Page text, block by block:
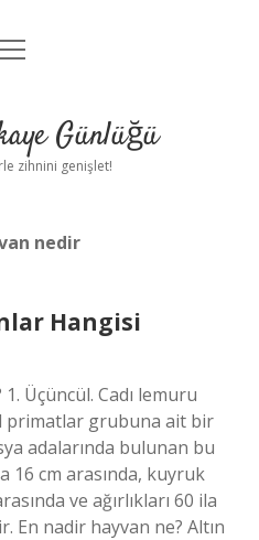
Uyarı
menüyü
Günlüğü
zihnini genişlet!
nedir
Hangisi
Üçüncül. Cadı lemuru
primatlar grubuna ait bir
adalarında bulunan bu
16 cm arasında, kuyruk
ve ağırlıkları 60 ila
En nadir hayvan ne? Altın